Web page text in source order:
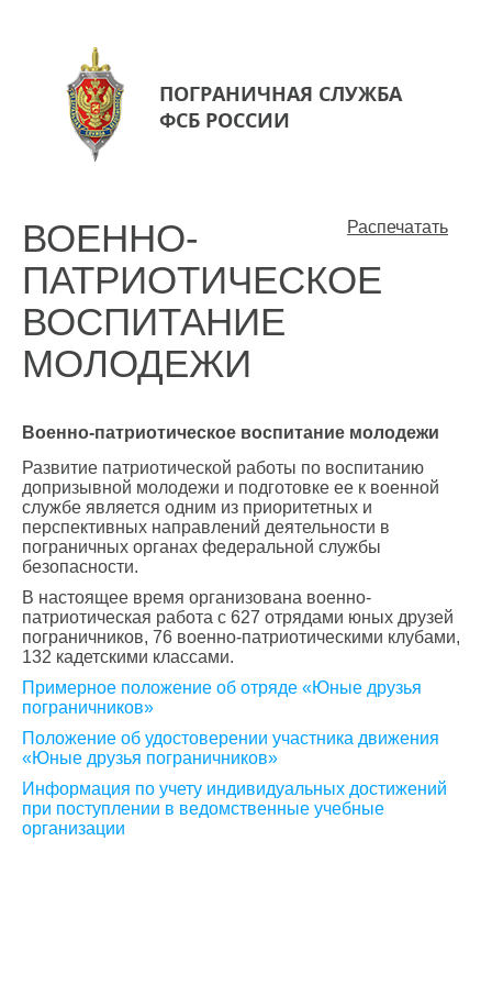
ПОГРАНИЧНАЯ СЛУЖБА
ФСБ РОССИИ
Распечатать
ВОЕННО-
ПАТРИОТИЧЕСКОЕ
ВОСПИТАНИЕ
МОЛОДЕЖИ
Военно-патриотическое воспитание молодежи
Развитие патриотической работы по воспитанию
допризывной молодежи и подготовке ее к военной
службе является одним из приоритетных и
перспективных направлений деятельности в
пограничных органах федеральной службы
безопасности.
В настоящее время организована военно-
патриотическая работа с 627 отрядами юных друзей
пограничников, 76 военно-патриотическими клубами,
132 кадетскими классами.
Примерное положение об отряде «Юные друзья
пограничников»
Положение об удостоверении участника движения
«Юные друзья пограничников»
Информация по учету индивидуальных достижений
при поступлении в ведомственные учебные
организации